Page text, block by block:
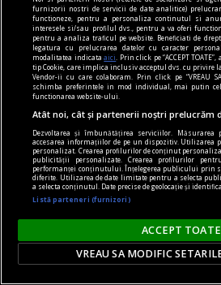
DilemaBlog
Slobod la gură. Și la minte
Doi prieteni vechi și deja
New York, viață și lume, ca
din Muppets.
Ana Maria SANDU
furnizorii nostri de servicii de date analitice)
functioneze, pentru a personaliza continutul si
interesele si/sau profilul dvs., pentru a va oferi
pentru a analiza traficul pe website. Beneficiati de
legatura cu prelucrarea datelor cu caracter
modalitatea indicataaici
. Prin click pe “ACCEPT
tip Cookie, care implica inclusiv acceptul dvs. cu privire
Vendor-ii cu care colaboram. Prin click pe “VREAU
schimba preferintele in mod individual, mai putin
functionarea website-ului.
Atât noi, cât și partenerii noștri prelucrăm
Dezvoltarea și îmbunătățirea serviciilor. Măsurarea
accesarea informațiilor de pe un dispozitiv.
personalizat. Crearea profilurilor de conținut
publicității personalizate. Crearea profilurilor
performanței conținutului. Înțelegerea publicului prin
diferite. Utilizarea de date limitate pentru a selecta
a selecta conținutul. Date precise de geolocație și
Listă parteneri (furnizori)
ACCEPT TOATE
VREAU SA MODIFIC